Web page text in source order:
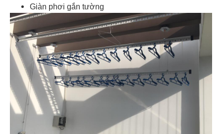
Giàn phơi gắn tường